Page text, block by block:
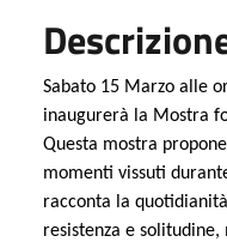
Sabato 15 Marzo alle
inaugurerà la Mostra
Questa mostra
momenti vissuti
racconta la
resistenza e